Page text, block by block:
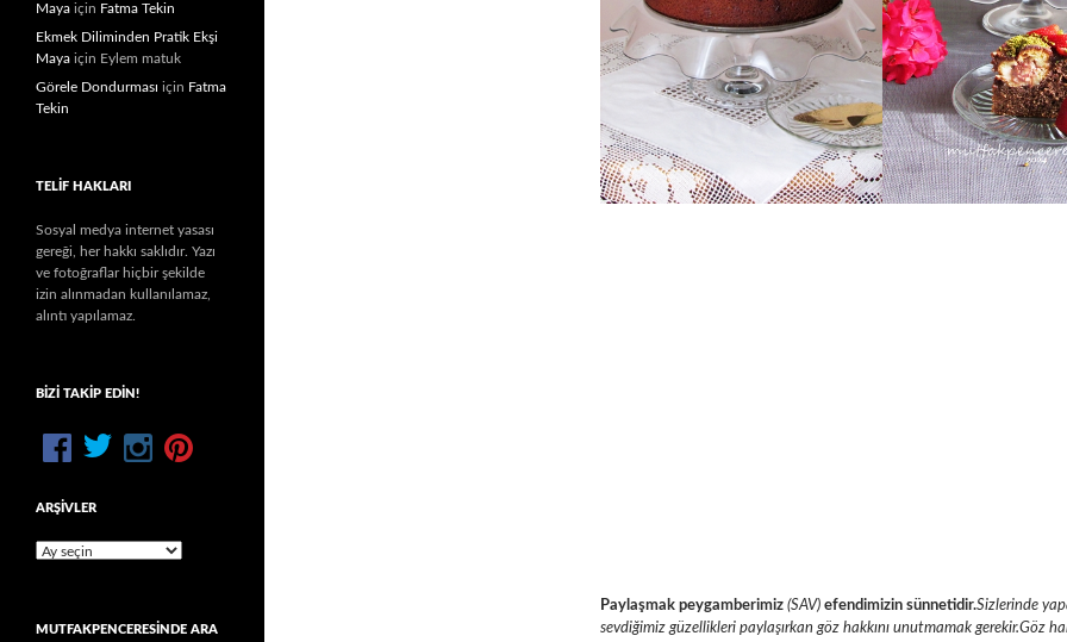
Paylaşmak peygamberimiz (SAV) efendimizin sünnetidir.Sizlerinde
sevdiğimiz güzellikleri paylaşırkan göz hakkını unutmamak gerekir.Göz
Maya için Fatma Tekin
Ekmek Diliminden Pratik Ekşi
Maya için Eylem matuk
Görele Dondurması için Fatma
Tekin
TELIF HAKLARI
Sosyal medya internet yasası
gereği, her hakkı saklıdır. Yazı
ve fotoğraflar hiçbir şekilde
izin alınmadan kullanılamaz,
alıntı yapılamaz.
BIZI TAKIP EDIN!
ARŞIVLER
Arşivler
MUTFAKPENCERESINDE ARA